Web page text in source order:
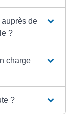
de
?
charge
?